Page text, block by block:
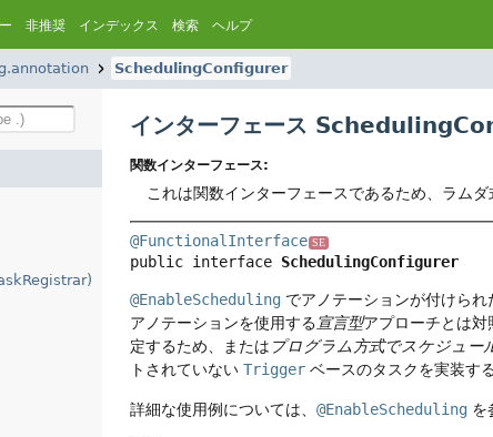
非推奨 インデックス 検索 ヘルプ
SchedulingConfigurer
インターフェース
関数インターフェース:
これは関数インターフェースであるため、ラム
@FunctionalInterface SE
public interface SchedulingConfigurer
@EnableSchedulingでアノテーションが付けられ
アノテーションを使用する宣言型アプローチとは対
定するため、または プログラム方式でスケジュー
トされていない Triggerベースのタスクを実装す
詳細な使用例については、 @EnableSchedulingを